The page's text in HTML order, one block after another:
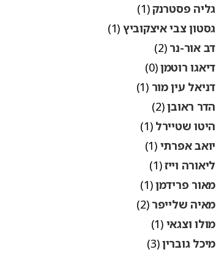
גליה פסטרנק(1)
גסטון צבי איצקוביץ (1)
דב אור-נר(2)
דיאגו רוטמן(0)
דניאל עין מור (1)
הדר ראובן(2)
היטו שטיירל (1)
יואב אפרתי (1)
ליאורה וייז(1)
מאור פרידמן(1)
מאיה שלייפר(2)
מולו וצגאי (1)
מיכל גוברין(3)